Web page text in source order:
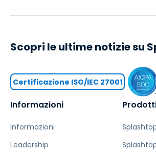
Informazioni
Informazioni
Leadership
Scopri le ultime notizie su
Certificazione ISO/IEC 27001